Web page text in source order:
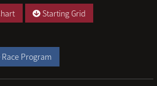
Starting Grid
Race Program